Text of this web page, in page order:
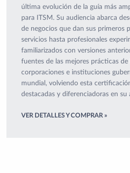
última evolución de la guía más
para ITSM. Su audiencia abarca
de negocios que dan sus primeros
servicios hasta profesionales
familiarizados con versiones
fuentes de las mejores prácticas de
corporaciones e instituciones
mundial, volviendo esta
destacadas y diferenciadoras en su
VER DETALLES Y COMPRAR »